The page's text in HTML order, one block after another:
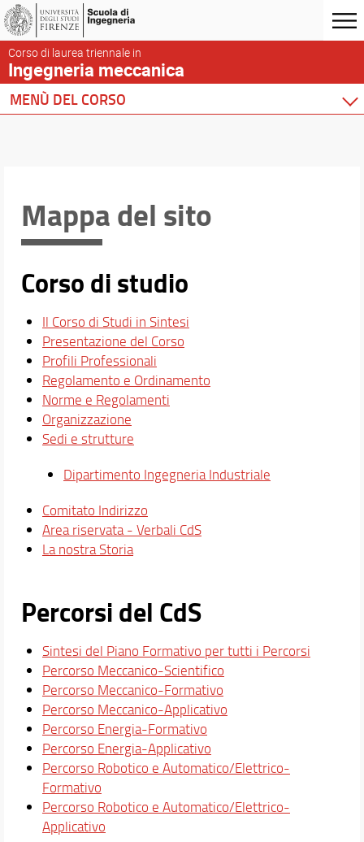
Corso di laurea triennale in
Ingegneria meccanica
MENÙ DEL CORSO
Per chi vuole iscriversi
Per gli Iscritti
Per Laurearsi
Orario e calendari
Mappa del sito
Corso di studio
Il Corso di Studi in Sintesi
Presentazione del Corso
Profili Professionali
Regolamento e Ordinamento
Norme e Regolamenti
Organizzazione
Sedi e strutture
Dipartimento Ingegneria Industriale
Comitato Indirizzo
Area riservata - Verbali CdS
La nostra Storia
Percorsi del CdS
Sintesi del Piano Formativo per tutti i Percorsi
Percorso Meccanico-Scientifico
Percorso Meccanico-Formativo
Percorso Meccanico-Applicativo
Percorso Energia-Formativo
Percorso Energia-Applicativo
Percorso Robotico e Automatico/Elettrico-
Formativo
Percorso Robotico e Automatico/Elettrico-
Applicativo